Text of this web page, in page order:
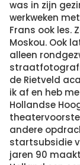
was in zijn
werkweken
Frans ook les.
Moskou. Ook
alleen
de Rietveld
ik af en heb
Hollandse
andere
startsubsidie
jaren 90